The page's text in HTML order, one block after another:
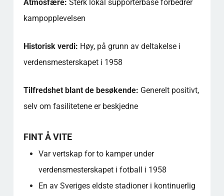
Atmosfære: Sterk lokal supporterbase forbedrer
kampopplevelsen
Historisk verdi: Høy, på grunn av deltakelse i
verdensmesterskapet i 1958
Tilfredshet blant de besøkende: Generelt positivt,
selv om fasilitetene er beskjedne
FINT Å VITE
Var vertskap for to kamper under
verdensmesterskapet i fotball i 1958
En av Sveriges eldste stadioner i kontinuerlig